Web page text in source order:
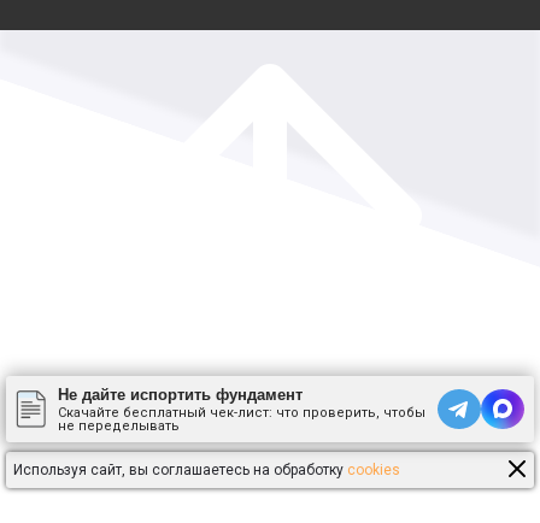
Не дайте испортить фундамент
Скачайте бесплатный чек-лист: что проверить, чтобы
не переделывать
Используя сайт, вы соглашаетесь на обработку cookies